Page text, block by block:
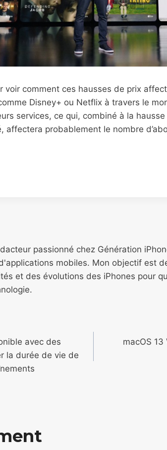
voir comment ces hausses de prix
Disney+ ou Netflix à travers le
services, ce qui, combiné à la
affectera probablement le nombre
passionné chez Génération
mobiles. Mon objectif est
et des évolutions des iPhones pour
avec des
la durée de vie de
macOS